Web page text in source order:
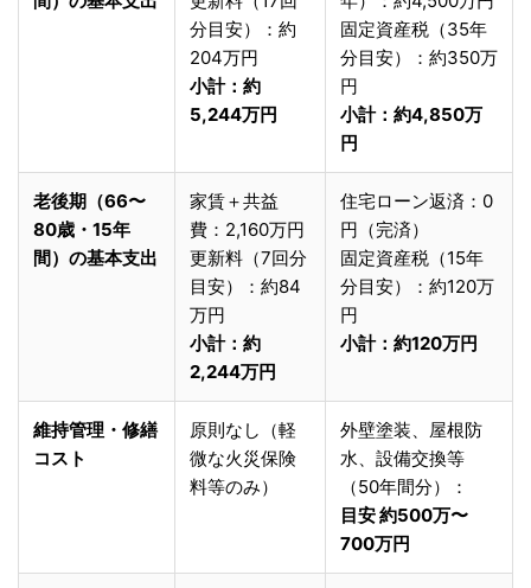
分目安）：約
204万円
小計：約
5,244万円
固定資産税（35年
分目安）：約350万
円
小計：約4,850万
円
老後期（66〜
80歳・15年
間）の基本支出
家賃＋共益
費：2,160万円
更新料（7回分
目安）：約84
万円
小計：約
2,244万円
住宅ローン返済：0
円（完済）
固定資産税（15年
分目安）：約120万
円
小計：約120万円
維持管理・修繕
コスト
原則なし（軽
微な火災保険
料等のみ）
外壁塗装、屋根防
水、設備交換等
（50年間分）：
目安 約500万〜
700万円